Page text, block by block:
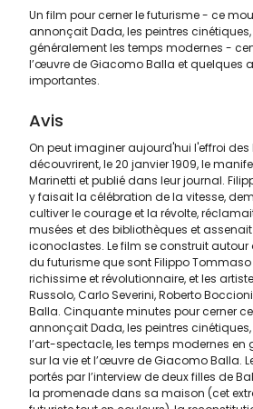
Un film pour cerner le futurisme - ce
annonçait Dada, les peintres cinétiques,
généralement les temps modernes -
l’œuvre de Giacomo Balla et quelques
importantes.
Avis
On peut imaginer aujourd'hui l'effroi
découvrirent, le 20 janvier 1909, le
Marinetti et publié dans leur journal.
y faisait la célébration de la vitesse,
cultiver le courage et la révolte,
musées et des bibliothèques et
iconoclastes. Le film se construit autour
du futurisme que sont Filippo Tommaso
richissime et révolutionnaire, et les
Russolo, Carlo Severini, Roberto
Balla. Cinquante minutes pour cerner
annonçait Dada, les peintres cinétiques,
l’art-spectacle, les temps modernes en
sur la vie et l’œuvre de Giacomo Balla.
portés par l’interview de deux filles de
la promenade dans sa maison (cet